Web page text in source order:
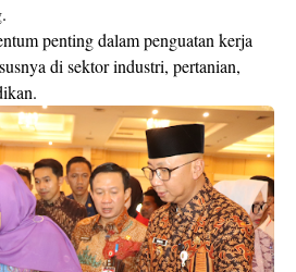
penting dalam penguatan kerja
di sektor industri, pertanian,